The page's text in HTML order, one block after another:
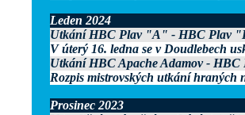
Leden 2024
Utkání HBC Plav "A" - HBC Plav
V úterý 16. ledna se v Doudlebech
Utkání HBC Apache Adamov - HBC
Rozpis mistrovských utkání hraných
Prosinec 2023